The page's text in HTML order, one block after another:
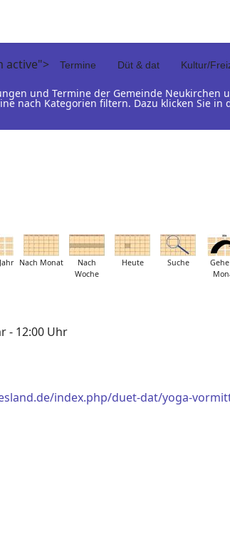
active"> Termine Düt & dat Kultur/
und Termine der Gemeinde
nach Kategorien filtern. Dazu klicken Sie
Nach Monat
Nach
Woche
Heute Suche
- 12:00 Uhr
index.php/duet-dat/yoga-